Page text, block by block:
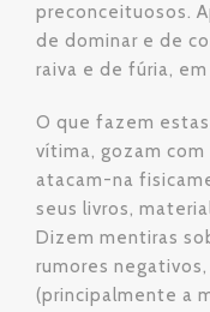
preconceituosos.
de dominar e de
raiva e de fúria,
O que fazem
vítima, gozam
atacam-na
seus livros,
Dizem mentiras
rumores
(principalmente a